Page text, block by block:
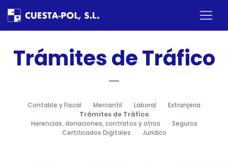
×
Inicio
Nosotros
Servicios
Estrategia Empresarial
Trámites de Tráfico
Contable y Fiscal Mercantil Laboral
Extranjeria
Trámites de Tráfico
Herencias, donaciones, contratos y otros
Seguros
Certificados Digitales
Jurídico